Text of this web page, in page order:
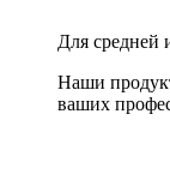
Для средней
Наши
ваших